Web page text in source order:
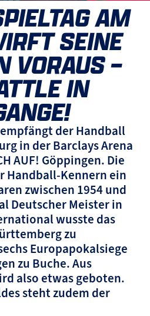
AM
SEINE
VORAUS –
IN
der Handball
in der Barclays Arena
AUF! Göppingen. Die
Handball-Kennern ein
zwischen 1954 und
Deutscher Meister in
wusste das
zu
Europapokalsiege
zu Buche. Aus
also etwas geboten.
steht zudem der